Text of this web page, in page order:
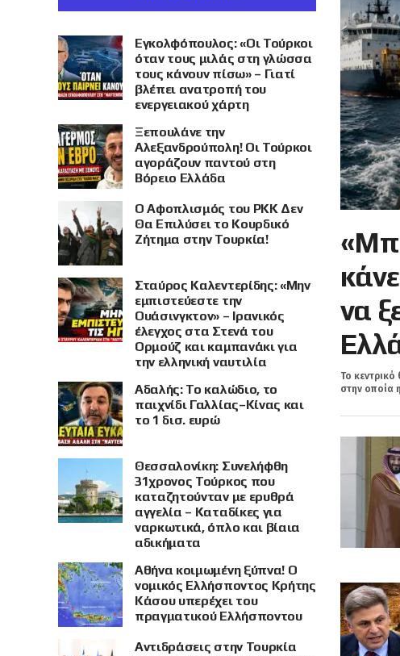
να
Το
στην οποία
Εγκολφόπουλος: «Οι Τούρκοι
όταν τους μιλάς στη γλώσσα
τους κάνουν πίσω» – Γιατί
βλέπει ανατροπή του
ενεργειακού χάρτη
Ξεπουλάνε την
Αλεξανδρούπολη! Οι Τούρκοι
αγοράζουν παντού στη
Βόρειο Ελλάδα
Ο Αφοπλισμός του PKK Δεν
Θα Επιλύσει το Κουρδικό
Ζήτημα στην Τουρκία!
Σταύρος Καλεντερίδης: «Μην
εμπιστεύεστε την
Ουάσινγκτον» – Ιρανικός
έλεγχος στα Στενά του
Ορμούζ και καμπανάκι για
την ελληνική ναυτιλία
Αδαλής: Το καλώδιο, το
παιχνίδι Γαλλίας–Κίνας και
το 1 δισ. ευρώ
Θεσσαλονίκη: Συνελήφθη
31χρονος Τούρκος που
καταζητούνταν με ερυθρά
αγγελία – Καταδίκες για
ναρκωτικά, όπλο και βίαια
αδικήματα
Αθήνα κοιμωμένη ξύπνα! Ο
νομικός Ελλήσποντος Κρήτης
Κάσου υπερέχει του
πραγματικού Ελλήσποντου
Αντιδράσεις στην Τουρκία